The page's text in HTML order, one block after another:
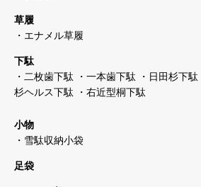
草履
・エナメル草履
下駄
・二枚歯下駄
・一本歯下駄 ・日田杉下駄
杉ヘルス下駄
・右近型桐下駄
小物
・雪駄収納小袋
足袋